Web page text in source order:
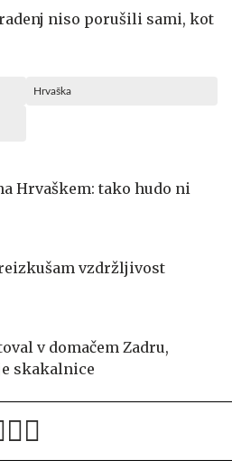
niso porušili sami, kot
Hrvaška
Hrvaškem: tako hudo ni
vzdržljivost
v domačem Zadru,
skakalnice